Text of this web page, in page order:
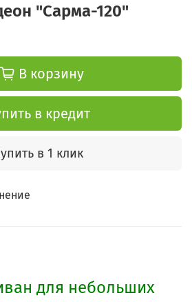
"Сарма-120"
В корзину
в кредит
в 1 клик
для небольших